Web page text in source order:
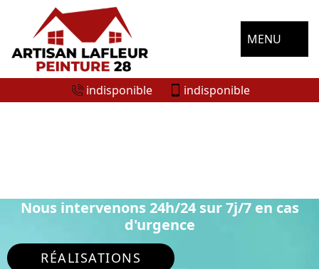
MENU
indisponible indisponible
Nous intervenons 24h/24 sur 7j/7 en cas
d'urgence
RÉALISATIONS